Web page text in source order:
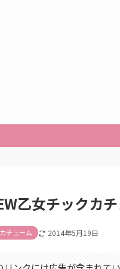
乙女チックカ
カチューム 2014年5月19日